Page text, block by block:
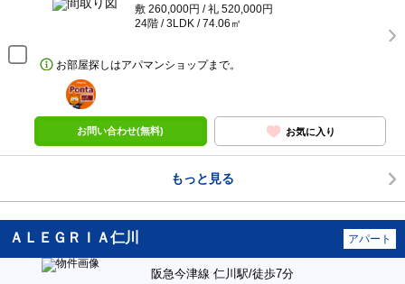
敷 260,000円 / 礼 520,000円
24階 / 3LDK / 74.06㎡
お部屋探しはアパマンショップまで。
ポンタ
部屋
お問い合わせ(無料) お気に入り
もっと見る
ＡＬＥＧＲＩＡ仁川 アパート
阪急今津線 仁川駅/徒歩7分